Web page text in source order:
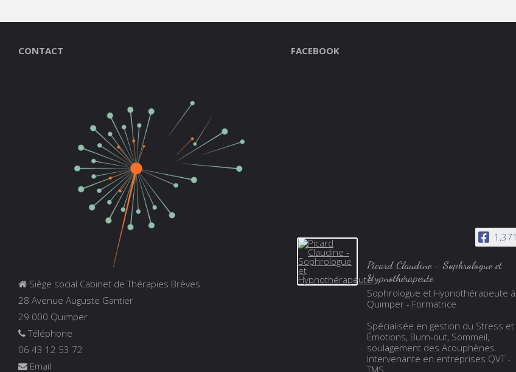
CONTACT
Siège social Cabinet de Thérapies Brèves
28 Avenue Auguste Gantier
29 000 Quimper
Téléphone
06 43 12 53 72
Email
FACEBOOK
1,371
Picard Claudine - Sophrologue et
Hypnothérapeute
Sophrologue et Hypnothérapeute à
Quimper - Formatrice
Spécialisée en gestion du Stress et
Émotions, Burn-out, Sommeil,
soulagement des Acouphènes.
Intervenante en entreprises QVT -
TMS.